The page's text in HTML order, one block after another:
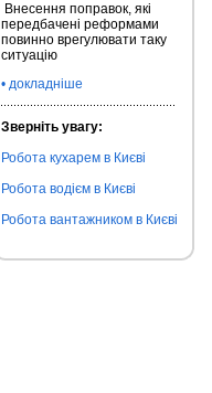
Внесення поправок, які
передбачені реформами
повинно врегулювати таку
ситуацію
• докладніше
Зверніть увагу:
Робота кухарем в Києві
Робота водієм в Києві
Робота вантажником в Києві